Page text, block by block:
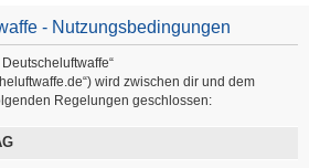
- Nutzungsbedingungen
wird zwischen dir und dem
Regelungen geschlossen: